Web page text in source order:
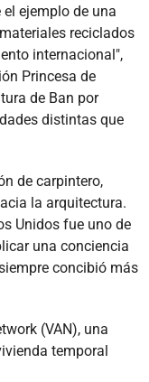
ejemplo de una
reciclados
internacional",
Princesa de
de Ban por
distintas que
de carpintero,
la arquitectura.
Unidos fue uno de
una conciencia
concibió más
(VAN), una
temporal